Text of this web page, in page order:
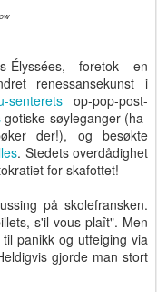
Élyssées, foretok en
renessansekunst i
senteretsop-pop-post-
gotiske søyleganger (ha-
der!), og besøkte
. Stedets overdådighet
for skafottet!
på skolefransken.
s'il vous plaît". Men
panikk og utfeiging via
gjorde man stort